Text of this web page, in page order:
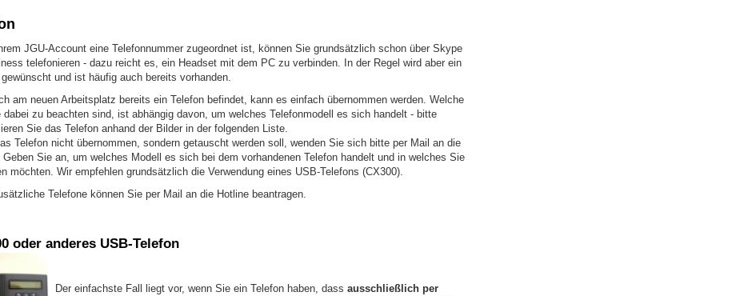
JGU-Account eine Telefonnummer zugeordnet ist, können Sie grundsätzlich schon über Skype
telefonieren - dazu reicht es, ein Headset mit dem PC zu verbinden. In der Regel wird aber ein
und ist häufig auch bereits vorhanden.
am neuen Arbeitsplatz bereits ein Telefon befindet, kann es einfach übernommen werden. Welche
dabei zu beachten sind, ist abhängig davon, um welches Telefonmodell es sich handelt - bitte
Sie das Telefon anhand der Bilder in der folgenden Liste.
Telefon nicht übernommen, sondern getauscht werden soll, wenden Sie sich bitte per Mail an die
Geben Sie an, um welches Modell es sich bei dem vorhandenen Telefon handelt und in welches Sie
möchten. Wir empfehlen grundsätzlich die Verwendung eines USB-Telefons (CX300).
Telefone können Sie per Mail an die Hotline beantragen.
oder anderes USB-Telefon
Der einfachste Fall liegt vor, wenn Sie ein Telefon haben, dass ausschließlich per